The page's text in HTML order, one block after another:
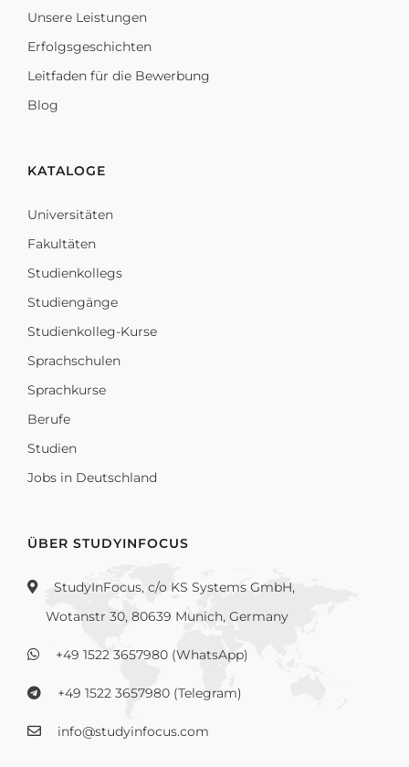
Unsere Leistungen
Erfolgsgeschichten
Leitfaden für die Bewerbung
Blog
KATALOGE
Universitäten
Fakultäten
Studienkollegs
Studiengänge
Studienkolleg-Kurse
Sprachschulen
Sprachkurse
Berufe
Studien
Jobs in Deutschland
ÜBER STUDYINFOCUS
StudyInFocus, c/o KS Systems GmbH,
Wotanstr 30, 80639 Munich, Germany
+49 1522 3657980 (WhatsApp)
+49 1522 3657980 (Telegram)
info@studyinfocus.com